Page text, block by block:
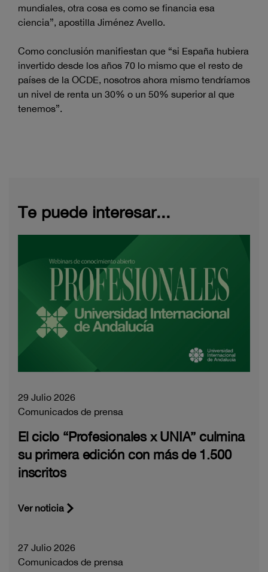
mundiales, otra cosa es como se financia esa
ciencia”, apostilla Jiménez Avello.
Como conclusión manifiestan que “si España hubiera
invertido desde los años 70 lo mismo que el resto de
países de la OCDE, nosotros ahora mismo tendríamos
un nivel de renta un 30% o un 50% superior al que
tenemos”.
Te puede interesar...
29 Julio 2026
Comunicados de prensa
El ciclo “Profesionales x UNIA” culmina
su primera edición con más de 1.500
inscritos
Ver noticia
27 Julio 2026
Comunicados de prensa